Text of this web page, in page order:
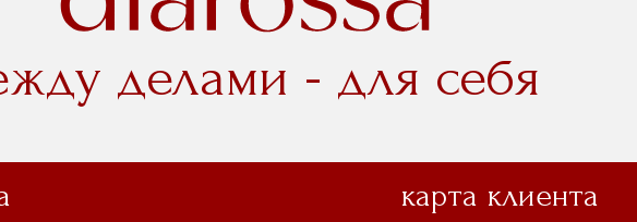
делами - для себя
карта клиента